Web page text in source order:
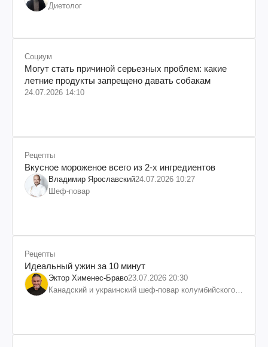
Диетолог
Социум
Могут стать причиной серьезных проблем: какие
летние продукты запрещено давать собакам
24.07.2026 14:10
Рецепты
Вкусное мороженое всего из 2-х ингредиентов
Владимир Ярославский24.07.2026 10:27
Шеф-повар
Рецепты
Идеальный ужин за 10 минут
Эктор Хименес-Браво23.07.2026 20:30
Канадский и украинский шеф-повар колумбийского